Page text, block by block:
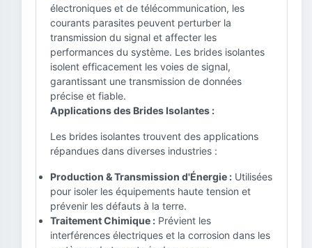
électroniques et de télécommunication, les
courants parasites peuvent perturber la
transmission du signal et affecter les
performances du système. Les brides isolantes
isolent efficacement les voies de signal,
garantissant une transmission de données
précise et fiable.
Applications des Brides Isolantes :
Les brides isolantes trouvent des applications
répandues dans diverses industries :
Production & Transmission d'Énergie : Utilisées
pour isoler les équipements haute tension et
prévenir les défauts à la terre.
Traitement Chimique : Prévient les
interférences électriques et la corrosion dans les